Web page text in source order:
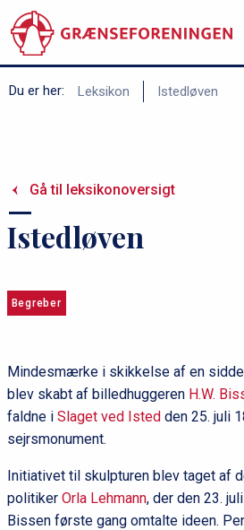
til
hovedindhold
Du er her:
k
r
u
m
Leksikon Istedløven
Gå til leksikonoversigt
Istedløven
Begreber
Mindesmærke i skikkelse af en
blev skabt af billedhuggeren H.W.
faldne i Slaget ved Istedden 25. juli
sejrsmonument.
Initiativet til skulpturen blev taget af
politiker Orla Lehmann, der den 23.
Bissen første gang omtalte ideen.